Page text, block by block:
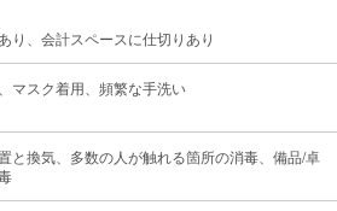
り、会計スペースに仕切りあり
マスク着用、頻繁な手洗い
と換気、多数の人が触れる箇所の消毒、備品/卓